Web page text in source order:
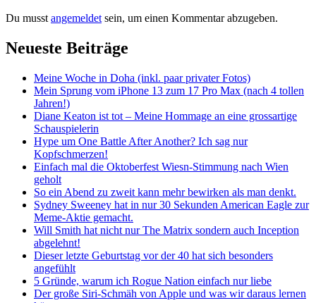
Du musst angemeldet sein, um einen Kommentar abzugeben.
Neueste Beiträge
Meine Woche in Doha (inkl. paar privater Fotos)
Mein Sprung vom iPhone 13 zum 17 Pro Max (nach 4 tollen
Jahren!)
Diane Keaton ist tot – Meine Hommage an eine grossartige
Schauspielerin
Hype um One Battle After Another? Ich sag nur
Kopfschmerzen!
Einfach mal die Oktoberfest Wiesn-Stimmung nach Wien
geholt
So ein Abend zu zweit kann mehr bewirken als man denkt.
Sydney Sweeney hat in nur 30 Sekunden American Eagle zur
Meme-Aktie gemacht.
Will Smith hat nicht nur The Matrix sondern auch Inception
abgelehnt!
Dieser letzte Geburtstag vor der 40 hat sich besonders
angefühlt
5 Gründe, warum ich Rogue Nation einfach nur liebe
Der große Siri-Schmäh von Apple und was wir daraus lernen